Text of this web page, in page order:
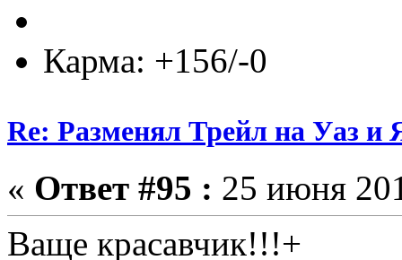
Карма: +156/-0
Re: Разменял Трейл на Уаз и
« Ответ #95 : 25 июня
Ваще красавчик!!!+